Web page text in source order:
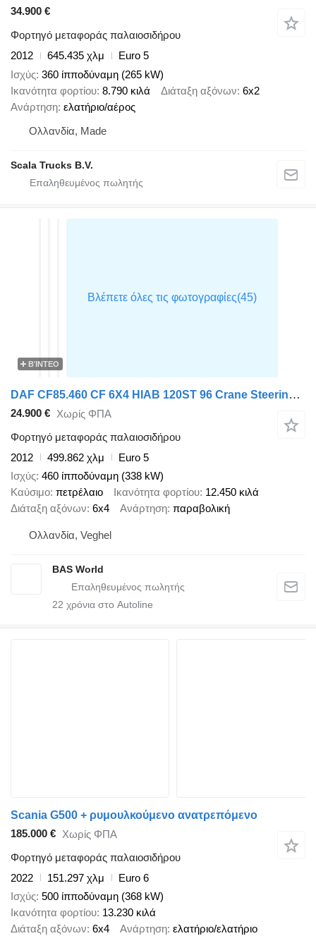
34.900 €
Φορτηγό μεταφοράς παλαιοσιδήρου
2012
645.435 χλμ
Euro 5
Ισχύς 360 ίπποδύναμη (265 kW)
Ικανότητα φορτίου 8.790 κιλά Διάταξη αξόνων 6x2
Ανάρτηση ελατήριο/αέρος
Ολλανδία, Made
Scala Trucks B.V.
ΒΊΝΤΕΟ
DAF CF85.460 CF 6X4 HIAB 120ST 96 Crane Steering Axle Euro 5
24.900 € Χωρίς ΦΠΑ
Φορτηγό μεταφοράς παλαιοσιδήρου
2012
499.862 χλμ
Euro 5
Ισχύς 460 ίπποδύναμη (338 kW)
Καύσιμο πετρέλαιο Ικανότητα φορτίου 12.450 κιλά
Διάταξη αξόνων 6x4 Ανάρτηση παραβολική
Ολλανδία, Veghel
BAS World
22 χρόνια στο Autoline
Scania G500 + ρυμουλκούμενο ανατρεπόμενο
185.000 € Χωρίς ΦΠΑ
Φορτηγό μεταφοράς παλαιοσιδήρου
2022
151.297 χλμ
Euro 6
Ισχύς 500 ίπποδύναμη (368 kW)
Ικανότητα φορτίου 13.230 κιλά
Διάταξη αξόνων 6x4 Ανάρτηση ελατήριο/ελατήριο